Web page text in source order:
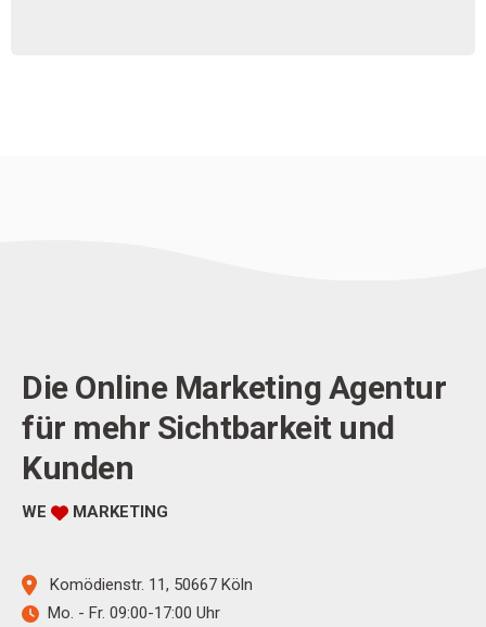
Die Online Marketing Agentur
für mehr Sichtbarkeit und
Kunden
WE MARKETING
Komödienstr. 11, 50667 Köln
Mo. - Fr. 09:00-17:00 Uhr